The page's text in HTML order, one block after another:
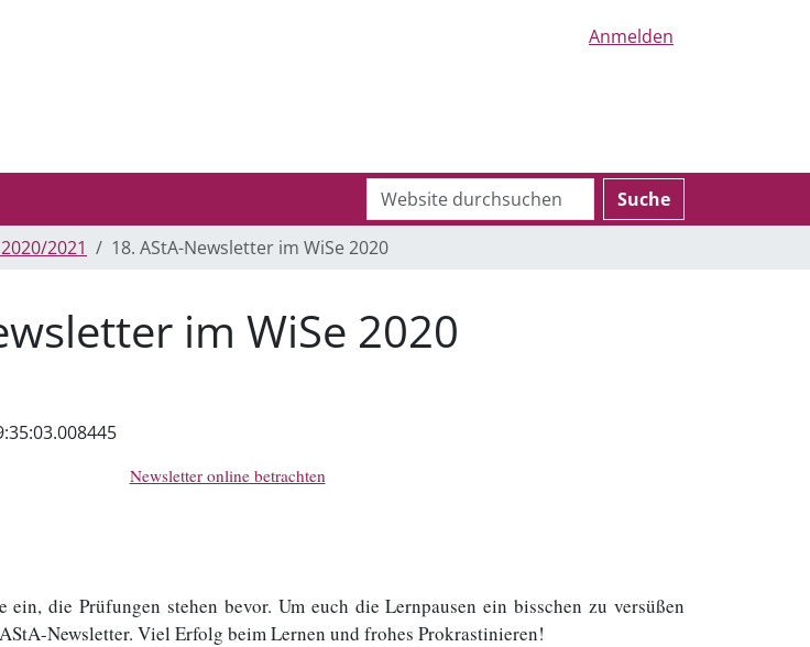
Anmelden
Website
durchsuchen
Suche
Erweiterte
Suche…
2021 18. AStA-Newsletter im WiSe 2020
im WiSe 2020
Newsletter online betrachten
die Prüfungen stehen bevor. Um euch die Lernpausen ein bisschen zu versüßen
Newsletter. Viel Erfolg beim Lernen und frohes Prokrastinieren!